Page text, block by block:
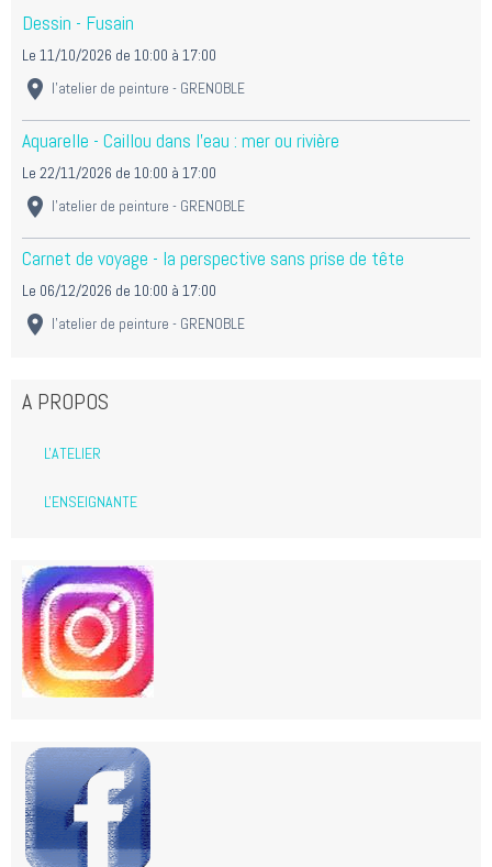
Dessin - Fusain
Le 11/10/2026 de 10:00 à 17:00
l'atelier de peinture - GRENOBLE
Aquarelle - Caillou dans l'eau : mer ou rivière
Le 22/11/2026 de 10:00 à 17:00
l'atelier de peinture - GRENOBLE
Carnet de voyage - la perspective sans prise de tête
Le 06/12/2026 de 10:00 à 17:00
l'atelier de peinture - GRENOBLE
A PROPOS
L'ATELIER
L'ENSEIGNANTE